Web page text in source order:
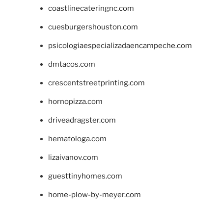
coastlinecateringnc.com
cuesburgershouston.com
psicologiaespecializadaencampeche.com
dmtacos.com
crescentstreetprinting.com
hornopizza.com
driveadragster.com
hematologa.com
lizaivanov.com
guesttinyhomes.com
home-plow-by-meyer.com